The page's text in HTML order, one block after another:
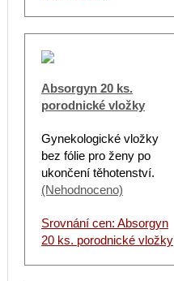
Absorgyn 20 ks.
porodnické vložky
Gynekologické vložky
bez fólie pro ženy po
ukončení těhotenství.
(Nehodnoceno)
Srovnání cen: Absorgyn
20 ks. porodnické vložky